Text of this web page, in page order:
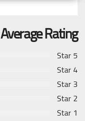
Average Rating
5 Star
4 Star
3 Star
2 Star
1 Star